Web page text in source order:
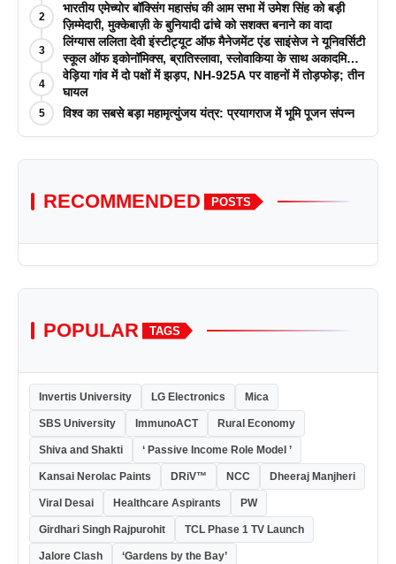
2
भारतीय एमेच्योर बॉक्सिंग महासंघ की आम सभा में उमेश सिंह को बड़ी
ज़िम्मेदारी, मुक्केबाज़ी के बुनियादी ढांचे को सशक्त बनाने का वादा
3
लिंग्यास ललिता देवी इंस्टीट्यूट ऑफ मैनेजमेंट एंड साइंसेज ने यूनिवर्सिटी
स्कूल ऑफ इकोनॉमिक्स, ब्रातिस्लावा, स्लोवाकिया के साथ अकादमिक
पत्रिकाओं में प्रकाशन रणनीतियों पर एक दिवसीय कार्यशाला का
आयोजन किया
4
वेड़िया गांव में दो पक्षों में झड़प, NH-925A पर वाहनों में तोड़फोड़; तीन
घायल
5 विश्व का सबसे बड़ा महामृत्युंजय यंत्र: प्रयागराज में भूमि पूजन संपन्न
RECOMMENDED POSTS
POPULAR TAGS
Invertis University LG Electronics Mica
SBS University ImmunoACT Rural Economy
Shiva and Shakti ‘ Passive Income Role Model ’
Kansai Nerolac Paints DRiV™ NCC Dheeraj Manjheri
Viral Desai Healthcare Aspirants PW
Girdhari Singh Rajpurohit TCL Phase 1 TV Launch
Jalore Clash ‘Gardens by the Bay’